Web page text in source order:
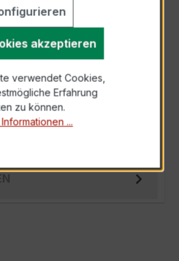
5A 10VA Kl.0,5 ist ein
der bewährten
akzeptieren
verwendet Cookies,
Erfahrung
zu können.
...